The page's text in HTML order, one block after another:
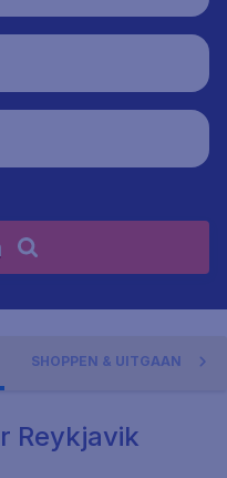
SHOPPEN & UITGAAN
Reykjavik